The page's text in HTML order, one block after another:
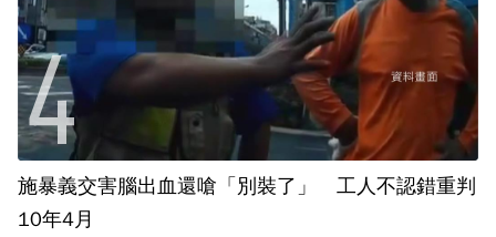
施暴義交害腦出血還嗆「別裝了」 工人不認錯重判
10年4月